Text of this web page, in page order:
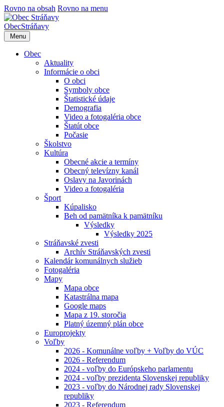
Rovno na obsah Rovno na menu
ObecStráňavy
Menu
Obec
Aktuality
Informácie o obci
O obci
Symboly obce
Štatistické údaje
Demografia
Video a fotogaléria obce
Štatút obce
Počasie
Školstvo
Kultúra
Obecné akcie a termíny
Obecný televízny kanál
Oslavy na Javorinách
Video a fotogaléria
Šport
Kúpalisko
Beh od pamätníka k pamätníku
Výsledky
Výsledky 2025
Stráňavské zvesti
Archív Stráňavských zvesti
Kalendár komunálnych služieb
Fotogaléria
Mapy
Mapa obce
Katastrálna mapa
Google maps
Mapa z 19. storočia
Platný územný plán obce
Europrojekty
Voľby
2026 - Komunálne voľby + Voľby do VÚC
2026 - Referendum
2024 - voľby do Európskeho parlamentu
2024 - voľby prezidenta Slovenskej republiky
2023 - voľby do Národnej rady Slovenskej
republiky
2023 - Referendum